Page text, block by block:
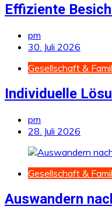
Effiziente
pm
30. Juli 2026
Gesellschaft &
Individuelle
pm
28. Juli 2026
Gesellschaft &
Auswandern